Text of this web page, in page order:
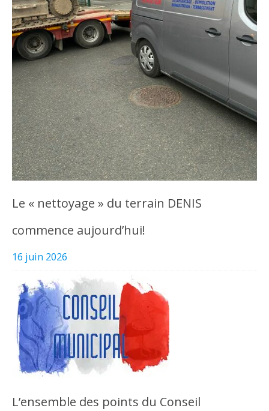
Le « nettoyage » du terrain DENIS
commence aujourd’hui!
16 juin 2026
L’ensemble des points du Conseil